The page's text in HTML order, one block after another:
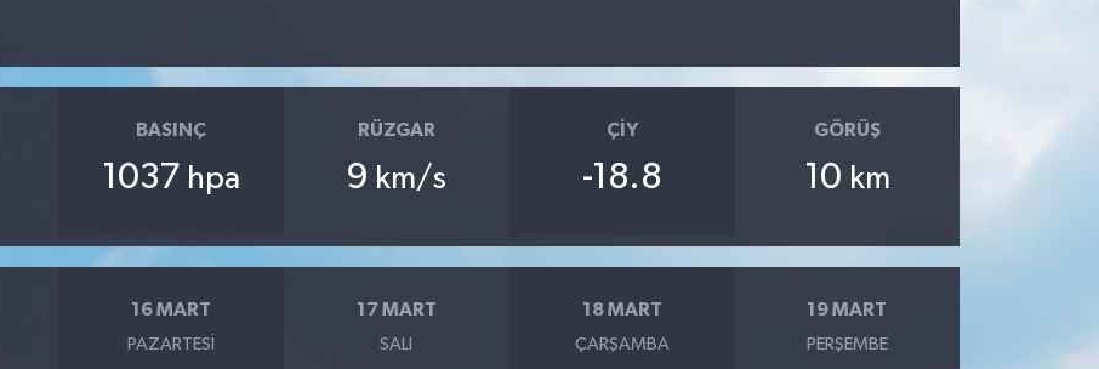
BASINÇ
1037 hpa
RÜZGAR
9 km/s
ÇIY
-18.8
GÖRÜŞ
10 km
16 MART
PAZARTESI
17 MART
SALI
18 MART
ÇARŞAMBA
19 MART
PERŞEMBE